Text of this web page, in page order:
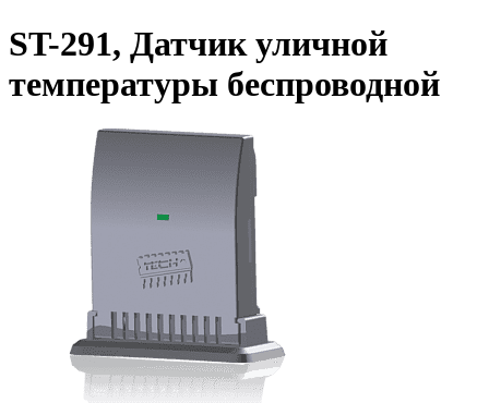
ST-291, Датчик уличной
температуры беспроводной